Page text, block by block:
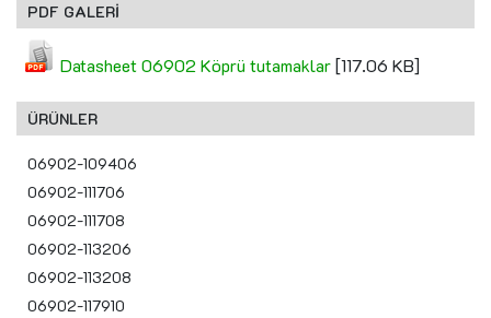
PDF GALERİ
Datasheet 06902 Köprü tutamaklar[117.06 KB]
ÜRÜNLER
06902-109406
06902-111706
06902-111708
06902-113206
06902-113208
06902-117910